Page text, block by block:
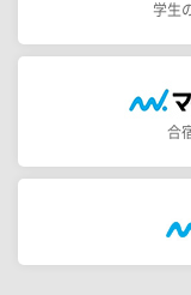
学生
合